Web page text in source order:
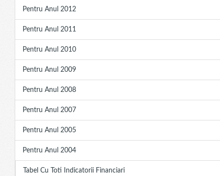
Pentru Anul 2012
Pentru Anul 2011
Pentru Anul 2010
Pentru Anul 2009
Pentru Anul 2008
Pentru Anul 2007
Pentru Anul 2005
Pentru Anul 2004
Tabel Cu Toti Indicatorii Financiari